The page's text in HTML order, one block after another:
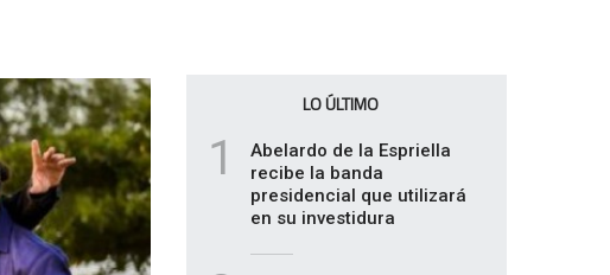
LO ÚLTIMO
1
Abelardo de la Espriella
recibe la banda
presidencial que utilizará
en su investidura